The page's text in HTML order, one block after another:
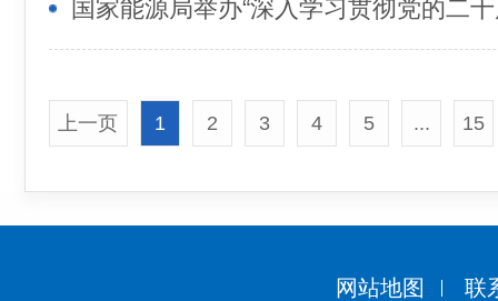
上一页 1 2 3 4 5 ... 15
网站地图 联